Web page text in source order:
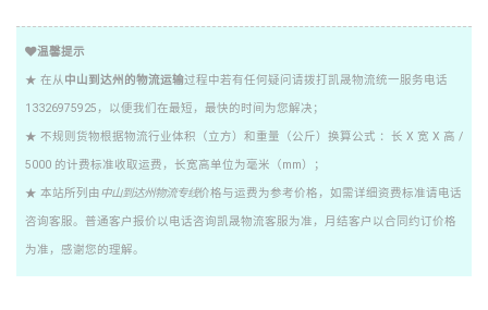
温馨提示
★ 在从中山到达州的物流运输过程中若有任何疑问请拨打凯晟物流统一服务电话
13326975925，以便我们在最短，最快的时间为您解决；
★ 不规则货物根据物流行业体积（立方）和重量（公斤）换算公式 ：长 X 宽 X 高 /
5000 的计费标准收取运费，长宽高单位为毫米（mm）；
★ 本站所列由中山到达州物流专线价格与运费为参考价格，如需详细资费标准请电话
咨询客服。普通客户报价以电话咨询凯晟物流客服为准，月结客户以合同约订价格
为准，感谢您的理解。